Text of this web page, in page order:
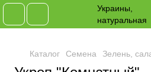
Каталог Семена Зелень,